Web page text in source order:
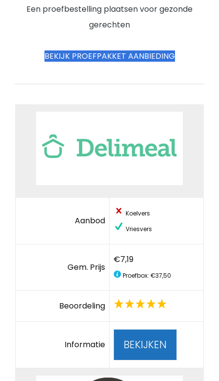
Een proefbestelling plaatsen voor gezonde
gerechten
BEKIJK PROEFPAKKET AANBIEDING
Aanbod
Koelvers
Vriesvers
Gem. Prijs
€7,19
Proefbox: €37,50
Beoordeling
Informatie BEKIJKEN